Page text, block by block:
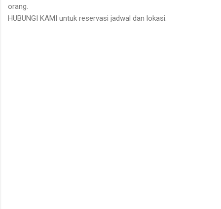
orang.
HUBUNGI KAMI untuk reservasi jadwal dan lokasi.